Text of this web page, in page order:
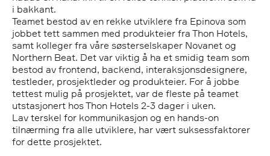
i bakkant.
Teamet bestod av en rekke utviklere fra Epinova som
jobbet tett sammen med produkteier fra Thon Hotels,
samt kolleger fra våre søsterselskaper Novanet og
Northern Beat. Det var viktig å ha et smidig team som
bestod av frontend, backend, interaksjonsdesignere,
testleder, prosjektleder og produkteier. For å jobbe
tettest mulig på prosjektet, var de fleste på teamet
utstasjonert hos Thon Hotels 2-3 dager i uken.
Lav terskel for kommunikasjon og en hands-on
tilnærming fra alle utviklere, har vært suksessfaktorer
for dette prosjektet.